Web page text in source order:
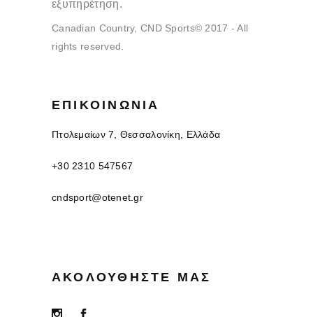
εξυπηρέτηση.
Canadian Country, CND Sports© 2017 - All
rights reserved.
ΕΠΙΚΟΙΝΩΝΊΑ
Πτολεμαίων 7, Θεσσαλονίκη, Ελλάδα
+30 2310 547567
cndsport@otenet.gr
ΑΚΟΛΟΥΘΉΣΤΕ ΜΑΣ